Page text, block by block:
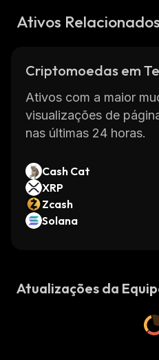
Ativos Relacionados
Criptomoedas em
Ativos com a maior
visualizações de
nas últimas 24 horas.
Cash Cat
XRP
Zcash
Solana
Atualizações da